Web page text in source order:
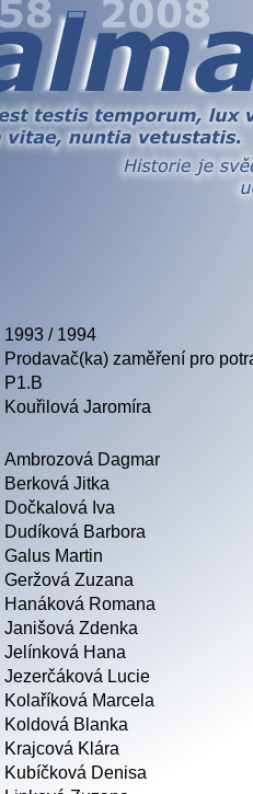
1993 / 1994
Prodavač(ka) zaměření pro
P1.B
Kouřilová Jaromíra
Ambrozová Dagmar
Berková Jitka
Dočkalová Iva
Dudíková Barbora
Galus Martin
Geržová Zuzana
Hanáková Romana
Janišová Zdenka
Jelínková Hana
Jezerčáková Lucie
Kolaříková Marcela
Koldová Blanka
Krajcová Klára
Kubíčková Denisa